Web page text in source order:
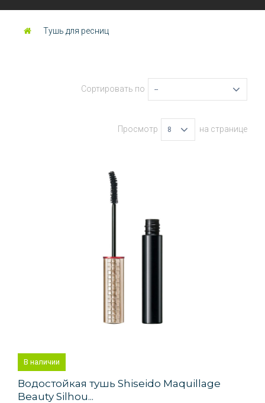
Тушь для ресниц
Сортировать по --
Просмотр 8 на странице
В наличии
Водостойкая тушь Shiseido Maquillage
Beauty Silhou...